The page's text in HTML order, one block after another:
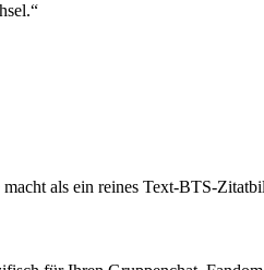
als ein reines Text-BTS-